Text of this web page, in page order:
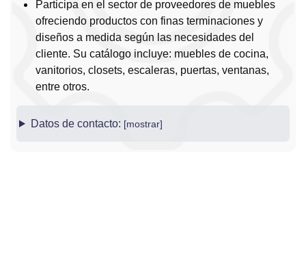
Participa en el sector de proveedores de muebles
ofreciendo productos con finas terminaciones y
diseños a medida según las necesidades del
cliente. Su catálogo incluye: muebles de cocina,
vanitorios, closets, escaleras, puertas, ventanas,
entre otros.
Datos de contacto: